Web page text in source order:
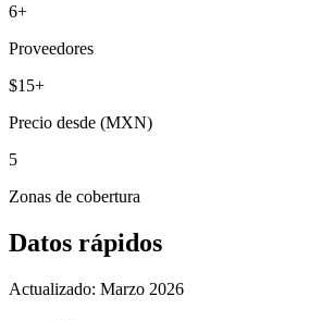
6+
Proveedores
$15+
Precio desde (MXN)
5
Zonas de cobertura
Datos rápidos
Actualizado: Marzo 2026